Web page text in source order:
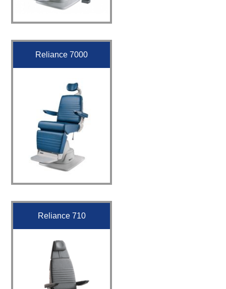
Reliance 7000
Reliance 710